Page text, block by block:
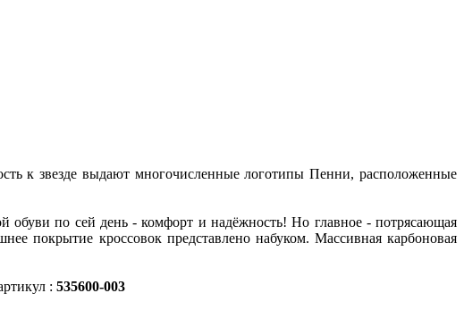
к звезде выдают многочисленные логотипы Пенни, расположенные
обуви по сей день - комфорт и надёжность! Но главное - потрясающая
покрытие кроссовок представлено набуком. Массивная карбоновая
: 535600-003